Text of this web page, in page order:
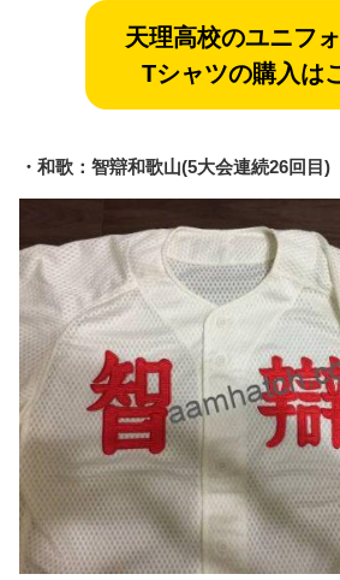
天理高校のユニフ
Tシャツの購入は
・和歌：智辯和歌山(5大会連続26回目)